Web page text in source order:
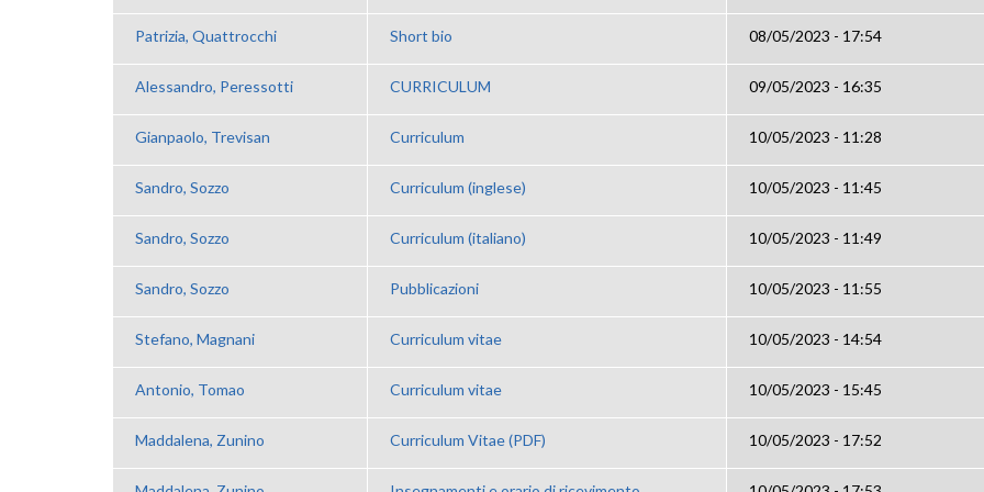
Patrizia, Quattrocchi Short bio 08/05/2023 - 17:54
Alessandro, Peressotti CURRICULUM 09/05/2023 - 16:35
Gianpaolo, Trevisan Curriculum 10/05/2023 - 11:28
Sandro, Sozzo Curriculum (inglese) 10/05/2023 - 11:45
Sandro, Sozzo Curriculum (italiano) 10/05/2023 - 11:49
Sandro, Sozzo Pubblicazioni 10/05/2023 - 11:55
Stefano, Magnani Curriculum vitae 10/05/2023 - 14:54
Antonio, Tomao Curriculum vitae 10/05/2023 - 15:45
Maddalena, Zunino Curriculum Vitae (PDF) 10/05/2023 - 17:52